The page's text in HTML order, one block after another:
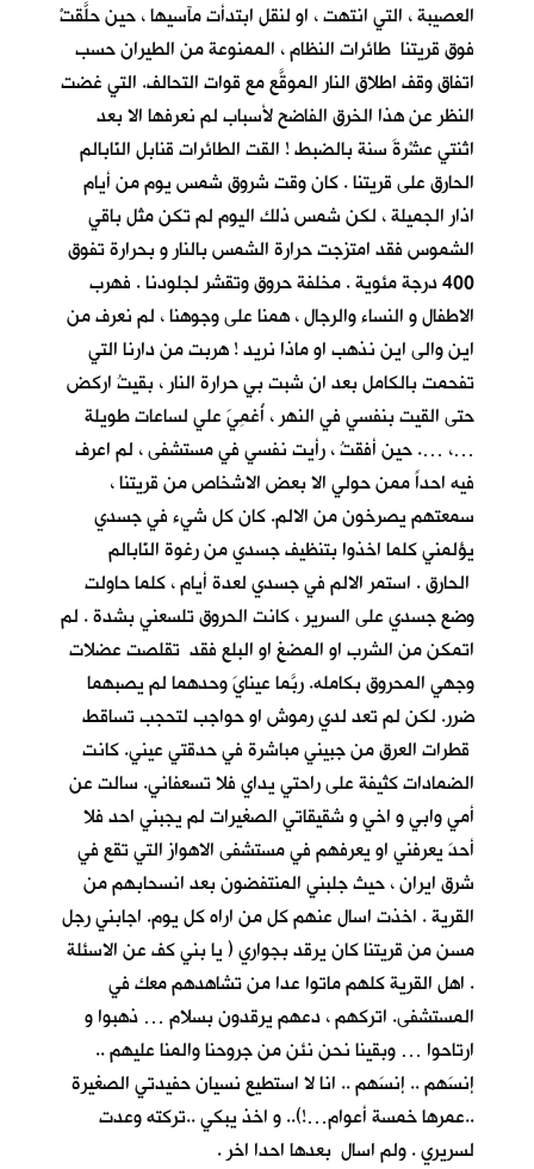
العصيبة ، التي انتهت ، او لنقل ابتدأت مآسيها ، حين حلَّقتْ
فوق قريتنا طائرات النظام ، الممنوعة من الطيران حسب
اتفاق وقف اطلاق النار الموقَّع مع قوات التحالف. التي غضت
النظر عن هذا الخرق الفاضح لأسباب لم نعرفها الا بعد
اثنتي عشْرةَ سنة بالضبط ! القت الطائرات قنابل النّابالم
الحارق على قريتنا . كان وقت شروق شمس يوم من أيام
اذار الجميلة ، لكن شمس ذلك اليوم لم تكن مثل باقي
الشموس فقد امتزجت حرارة الشمس بالنار و بحرارة تفوق
400 درجة مئوية . مخلفة حروق وتقشر لجلودنا . فهرب
الاطفال و النساء والرجال ، همنا على وجوهنا ، لم نعرف من
اين والى اين نذهب او ماذا نريد ! هربت من دارنا التي
تفحمت بالكامل بعد ان شبت بي حرارة النار ، بقيتُ اركض
حتى القيت بنفسي في النهر ، أُغمِيَ علي لساعات طويلة
…، …. حين أفقتُ ، رأيت نفسي في مستشفى ، لم اعرف
فيه احداً ممن حولي الا بعض الاشخاص من قريتنا ،
سمعتهم يصرخون من الالم. كان كل شيء في جسدي
يؤلمني كلما اخذوا بتنظيف جسدي من رغوة النّابالم
الحارق . استمر الالم في جسدي لعدة أيام ، كلما حاولت
وضع جسدي على السرير ، كانت الحروق تلسعني بشدة . لم
اتمكن من الشرب او المضغ او البلع فقد تقلصت عضلات
وجهي المحروق بكامله. ربَّما عينايَ وحدهما لم يصبهما
ضرر. لكن لم تعد لدي رموش او حواجب لتحجب تساقط
قطرات العرق من جبيني مباشرة في حدقتي عيني. كانت
الضمادات كثيفة على راحتي يداي فلا تسعفاني. سالت عن
أمي وابي و اخي و شقيقاتي الصغيرات لم يجبني احد فلا
أحدَ يعرفني او يعرفهم في مستشفى الاهواز التي تقع في
شرق ايران ، حيث جلبني المنتفضون بعد انسحابهم من
القرية . اخذت اسال عنهم كل من اراه كل يوم. اجابني رجل
مسن من قريتنا كان يرقد بجواري ( يا بني كف عن الاسئلة
. اهل القرية كلهم ماتوا عدا من تشاهدهم معك في
المستشفى. اتركهم ، دعهم يرقدون بسلام … ذهبوا و
ارتاحوا … وبقينا نحن نئن من جروحنا والمنا عليهم ..
إنسَهم .. إنسَهم .. انا لا استطيع نسيان حفيدتي الصغيرة
..عمرها خمسة أعوام…!).. و اخذ يبكي ..تركته وعدت
لسريري . ولم اسال بعدها احدا اخر .